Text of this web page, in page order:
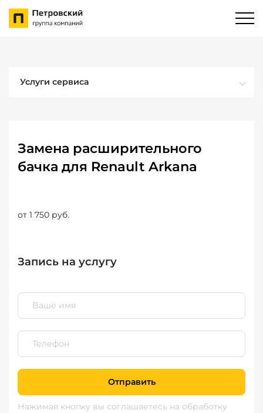
Услуги сервиса
Замена расширительного
бачка для Renault Arkana
от 1 750 руб.
Запись на услугу
Отправить
Нажимая кнопку вы соглашаетесь на обработку